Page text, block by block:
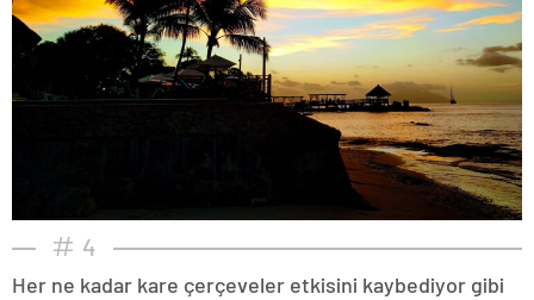
4
Her ne kadar kare çerçeveler etkisini kaybediyor gibi